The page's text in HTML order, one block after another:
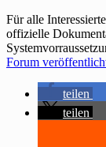
Für alle
offizielle
Forum
teilen
teilen